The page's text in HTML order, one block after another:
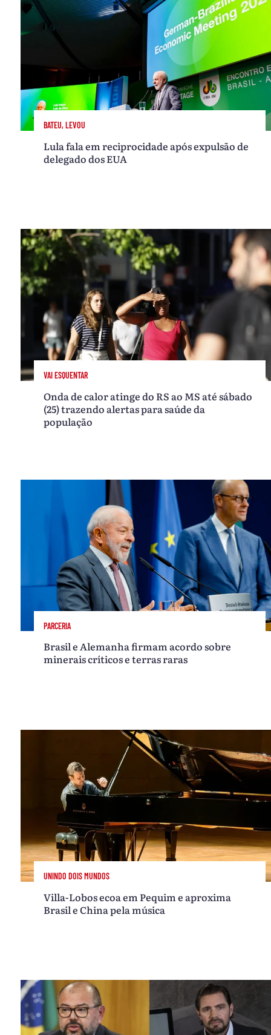
BATEU, LEVOU
Lula fala em reciprocidade após expulsão de
delegado dos EUA
VAI ESQUENTAR
Onda de calor atinge do RS ao MS até sábado
(25) trazendo alertas para saúde da
população
PARCERIA
Brasil e Alemanha firmam acordo sobre
minerais críticos e terras raras
UNINDO DOIS MUNDOS
Villa-Lobos ecoa em Pequim e aproxima
Brasil e China pela música